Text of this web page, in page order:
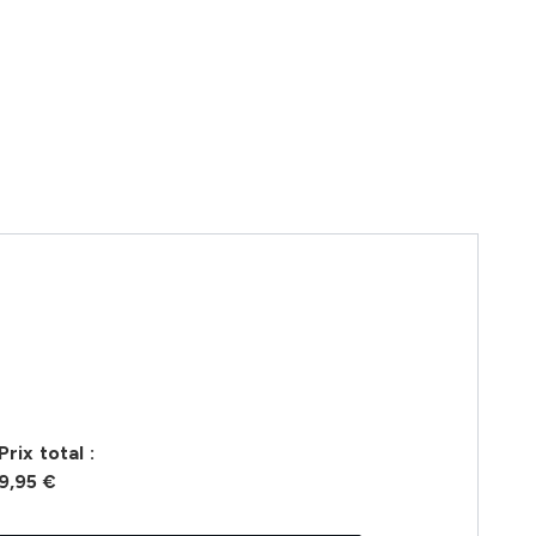
Prix ​​total :
9,95 €